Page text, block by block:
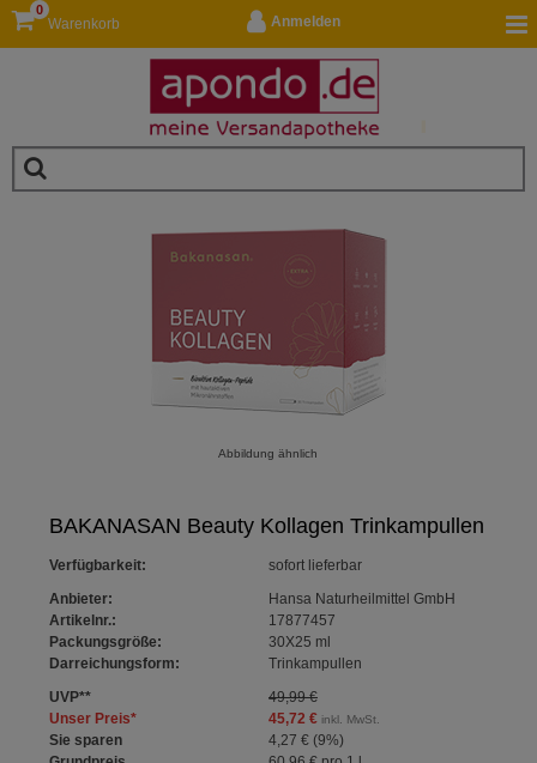
Anmelden
Warenkorb
0
BAKANASAN Beauty Kollagen Trinkampullen
Verfügbarkeit:
sofort lieferbar
Anbieter:
Hansa Naturheilmittel GmbH
Artikelnr.:
17877457
Packungsgröße:
30X25 ml
Darreichungsform:
Trinkampullen
UVP**
49,99 €
Unser Preis* 45,72 €inkl. MwSt.
Sie sparen 4,27 € (9%)
Abbildung ähnlich